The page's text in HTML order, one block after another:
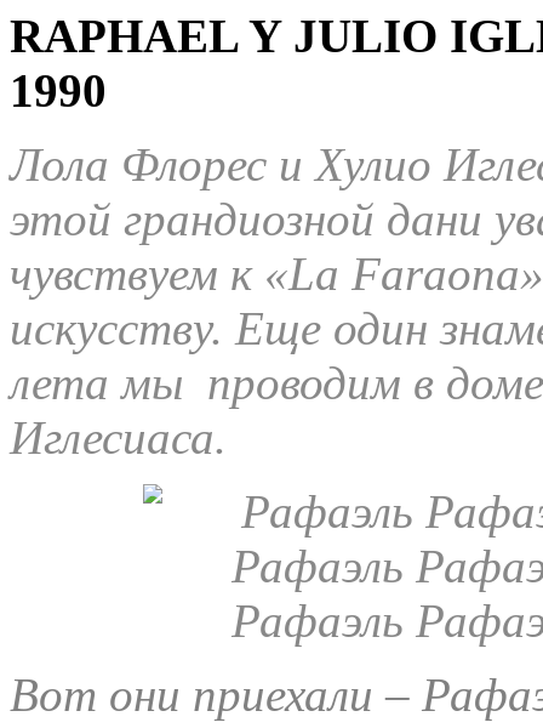
RAPHAEL Y JULIO
1990
Лола Флорес и Хулио
этой грандиозной дани
чувствуем к «La
искусству. Еще один
лета мы проводим в доме
Иглесиаса.
Вот они приехали –